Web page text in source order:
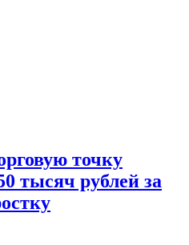
точку
тысяч рублей за